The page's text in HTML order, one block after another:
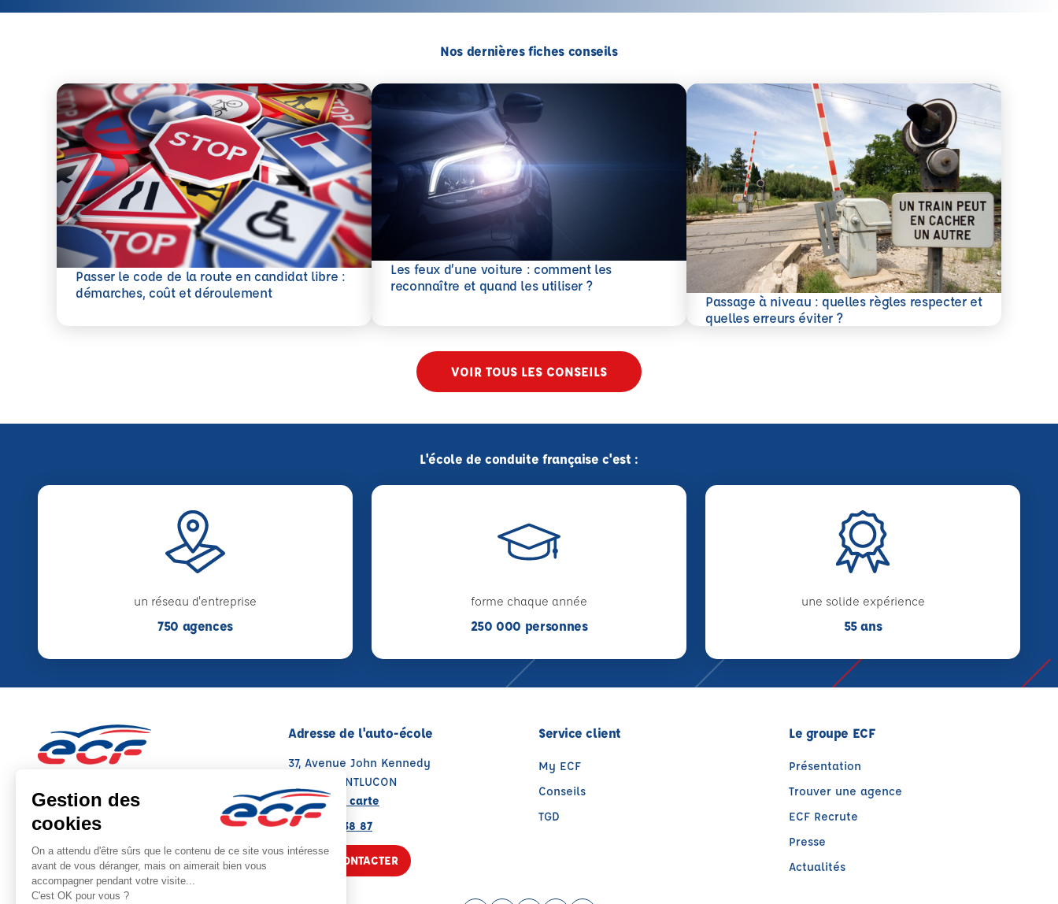
Nos dernières fiches conseils
Passer le code de la route en candidat libre :
démarches, coût et déroulement
En savoir plus
Les feux d’une voiture : comment les
reconnaître et quand les utiliser ?
En savoir plus
Passage à niveau : quelles règles respecter et
quelles erreurs éviter ?
En savoir plus
VOIR TOUS LES CONSEILS
L'école de conduite française c'est :
un réseau d'entreprise
750 agences
forme chaque année
250 000 personnes
une solide expérience
55 ans
Note : 5/5
Moyenne calculée sur 8 avis
Adresse de l'auto-école
37, Avenue John Kennedy
03100 MONTLUCON
Voir sur la carte
04 70 05 38 87
NOUS CONTACTER
Service client
My ECF
Conseils
TGD
Le groupe ECF
Présentation
Trouver une agence
ECF Recrute
Presse
Actualités